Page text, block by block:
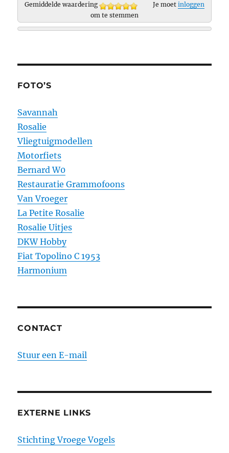
Gemiddelde waardering Je moet inloggen
om te stemmen
FOTO’S
Savannah
Rosalie
Vliegtuigmodellen
Motorfiets
Bernard W0
Restauratie Grammofoons
Van Vroeger
La Petite Rosalie
Rosalie Uitjes
DKW Hobby
Fiat Topolino C 1953
Harmonium
CONTACT
Stuur een E-mail
EXTERNE LINKS
Stichting Vroege Vogels